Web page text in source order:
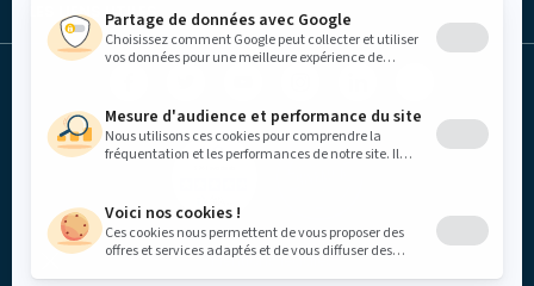
Partage de données avec Google
Choisissez comment Google peut collecter et utiliser
vos données pour une meilleure expérience de
Mesure d'audience et performance du site
Nous utilisons ces cookies pour comprendre la
fréquentation et les performances de notre site. Il
adaptés et une meilleure expérience utilisateur.
Voici nos cookies !
Ces cookies nous permettent de vous proposer des
offres et services adaptés et de vous diffuser des
LES LIENS UTILES
fenêtre)fenêtre)fenêtre)fenêtre)fenêtre)(nouvelle
fenêtre)
Mentions légales